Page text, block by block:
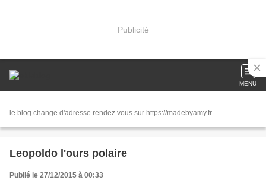
Publicité
MENU
le blog change d'adresse rendez vous sur https://madebyamy.fr
Leopoldo l'ours polaire
Publié le 27/12/2015 à 00:33